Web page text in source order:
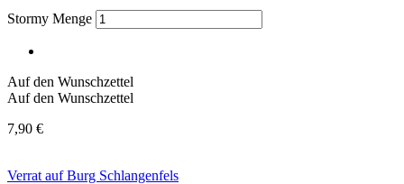
Stormy Menge
Auf den Wunschzettel
Auf den Wunschzettel
7,90 €
Verrat auf Burg Schlangenfels